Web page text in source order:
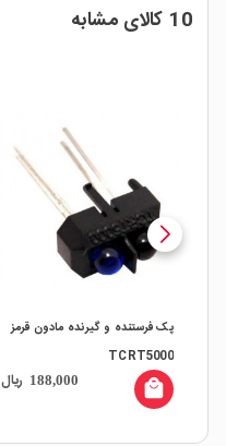
10 کالای مشابه
پک فرستنده و گیرنده مادون قرمز
TCRT5000
188,000 ریال local_mall